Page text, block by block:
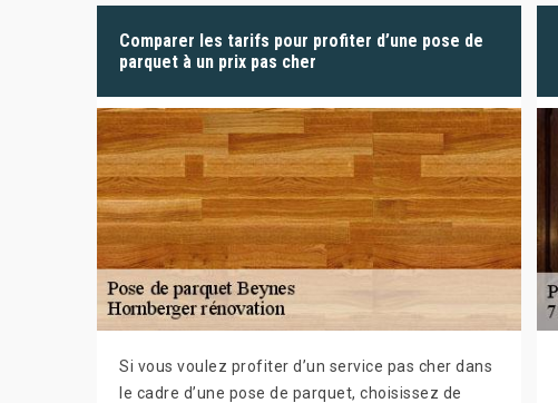
Comparer les tarifs pour profiter d’une pose de
parquet à un prix pas cher
Si vous voulez profiter d’un service pas cher dans
le cadre d’une pose de parquet, choisissez de